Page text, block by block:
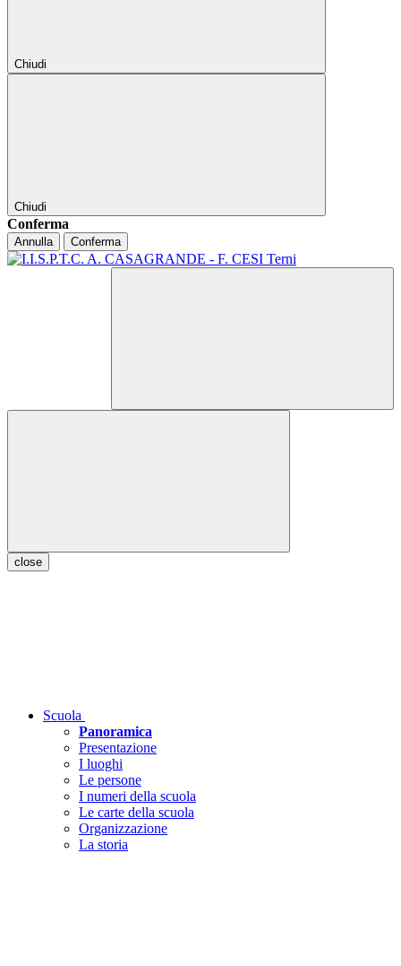
Chiudi
Chiudi
Conferma
Annulla Conferma
close
Scuola
Panoramica
Presentazione
I luoghi
Le persone
I numeri della scuola
Le carte della scuola
Organizzazione
La storia